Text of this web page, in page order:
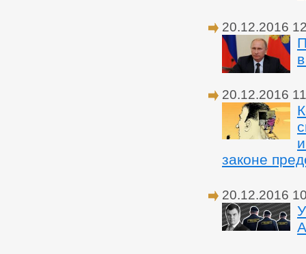
20.12.2016
20.12.2016
законе
20.12.2016